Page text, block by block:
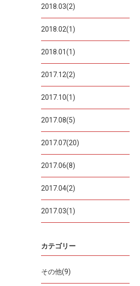
2018.03(2)
2018.02(1)
2018.01(1)
2017.12(2)
2017.10(1)
2017.08(5)
2017.07(20)
2017.06(8)
2017.04(2)
2017.03(1)
カテゴリー
その他(9)